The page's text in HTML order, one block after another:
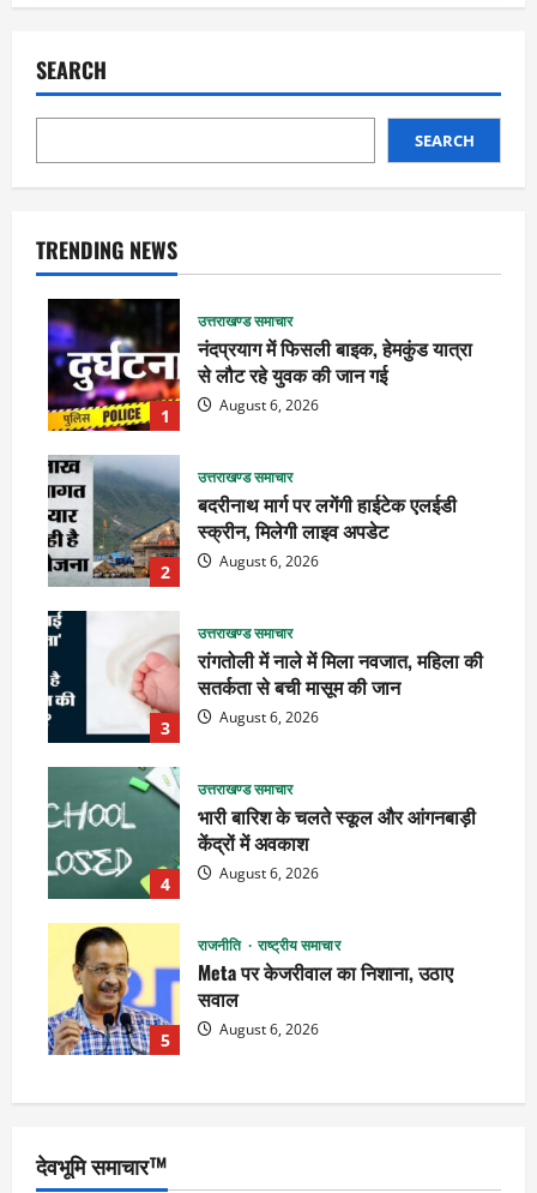
SEARCH
SEARCH
TRENDING NEWS
1
उत्तराखण्ड समाचार
नंदप्रयाग में फिसली बाइक, हेमकुंड यात्रा
से लौट रहे युवक की जान गई
August 6, 2026
2
उत्तराखण्ड समाचार
बदरीनाथ मार्ग पर लगेंगी हाईटेक एलईडी
स्क्रीन, मिलेगी लाइव अपडेट
August 6, 2026
3
उत्तराखण्ड समाचार
रांगतोली में नाले में मिला नवजात, महिला की
सतर्कता से बची मासूम की जान
August 6, 2026
4
उत्तराखण्ड समाचार
भारी बारिश के चलते स्कूल और आंगनबाड़ी
केंद्रों में अवकाश
August 6, 2026
5
राजनीति राष्ट्रीय समाचार
Meta पर केजरीवाल का निशाना, उठाए
सवाल
August 6, 2026
देवभूमि समाचार™